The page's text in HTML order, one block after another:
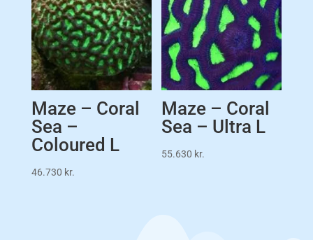
Maze – Coral
Sea –
Coloured L
46.730 kr.
Maze – Coral
Sea – Ultra L
55.630 kr.